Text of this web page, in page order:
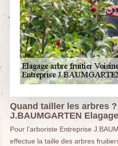
Quand tailler les arbres
J.BAUMGARTEN
Pour l’arboriste Entreprise
effectue la taille des arbres